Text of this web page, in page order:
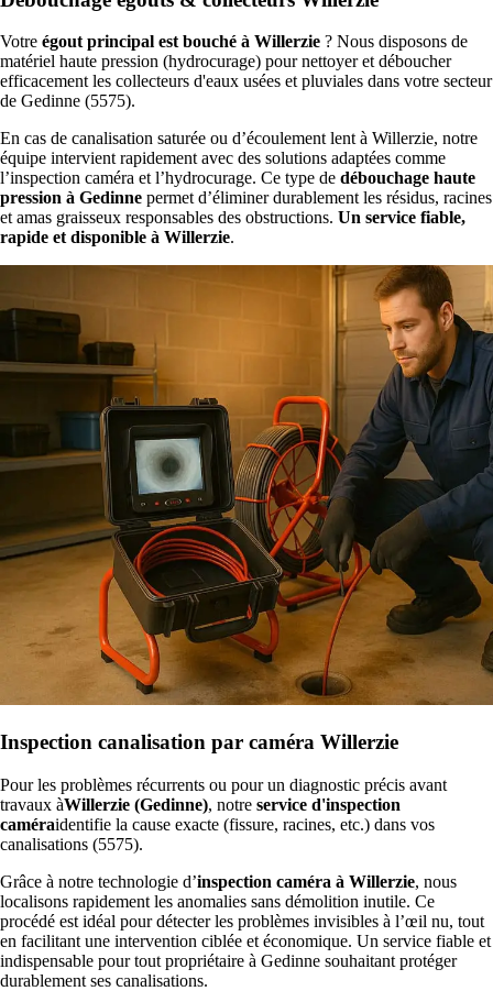
Votre égout principal est bouché à Willerzie ? Nous disposons de
matériel haute pression (hydrocurage) pour nettoyer et déboucher
efficacement les collecteurs d'eaux usées et pluviales dans votre secteur
de Gedinne (5575).
En cas de canalisation saturée ou d’écoulement lent à Willerzie, notre
équipe intervient rapidement avec des solutions adaptées comme
l’inspection caméra et l’hydrocurage. Ce type de débouchage haute
pression à Gedinne permet d’éliminer durablement les résidus, racines
et amas graisseux responsables des obstructions. Un service fiable,
rapide et disponible à Willerzie.
Inspection canalisation par caméra Willerzie
Pour les problèmes récurrents ou pour un diagnostic précis avant
travaux àWillerzie (Gedinne), notre service d'inspection
caméraidentifie la cause exacte (fissure, racines, etc.) dans vos
canalisations (5575).
Grâce à notre technologie d’inspection caméra à Willerzie, nous
localisons rapidement les anomalies sans démolition inutile. Ce
procédé est idéal pour détecter les problèmes invisibles à l’œil nu, tout
en facilitant une intervention ciblée et économique. Un service fiable et
indispensable pour tout propriétaire à Gedinne souhaitant protéger
durablement ses canalisations.